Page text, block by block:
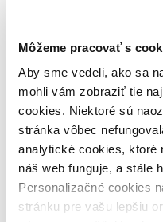
Môžeme pracovať s
Aby sme vedeli, ako sa
mohli vám zobraziť tie
cookies. Niektoré sú
stránka vôbec
analytické cookies,
náš web funguje, a stále
Personalizačné cookies
stránku pre vašu lepšiu
Najvyššia zľava
Použité filtre
Zrušiť filtre